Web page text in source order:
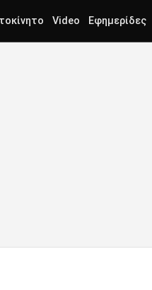
Video Εφημερίδες